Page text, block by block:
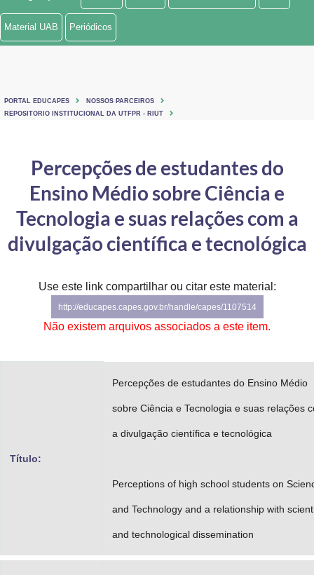
Ministério de Minas e Energia
Ministério do Turismo
Controladoria-Geral da União
Secretaria-Geral
Gabinete de Segurança Institucional
Advocacia-Geral da União
Material UAB Periódicos
PORTAL EDUCAPES
NOSSOS PARCEIROS
REPOSITORIO INSTITUCIONAL DA UTFPR - RIUT
Percepções de estudantes do
Ensino Médio sobre Ciência e
Tecnologia e suas relações com a
divulgação científica e tecnológica
Use este link compartilhar ou citar este material:
http://educapes.capes.gov.br/handle/capes/1107514
Não existem arquivos associados a este item.
Título:
Percepções de estudantes do Ensino Médio
sobre Ciência e Tecnologia e suas relações
a divulgação científica e tecnológica
Perceptions of high school students on
and Technology and a relationship with
and technological dissemination